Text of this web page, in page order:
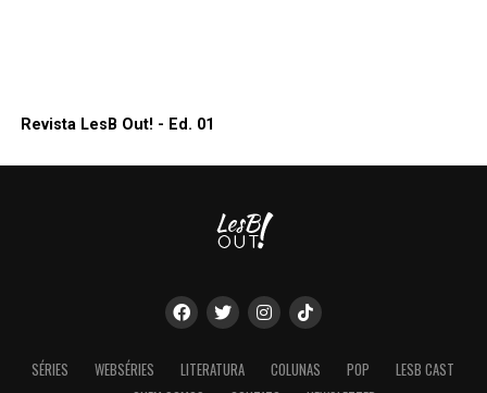
Revista LesB Out! - Ed. 01
SÉRIES WEBSÉRIES LITERATURA COLUNAS POP
LESB CAST